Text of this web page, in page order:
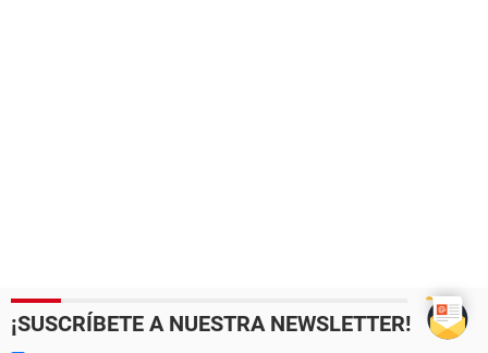
¡SUSCRÍBETE A NUESTRA NEWSLETTER!